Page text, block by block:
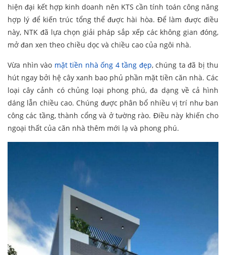
hiện đại kết hợp kinh doanh nên KTS cần tính toán công năng
hợp lý để kiến trúc tổng thể được hài hòa. Để làm được điều
này, NTK đã lựa chọn giải pháp sắp xếp các không gian đóng,
mở đan xen theo chiều dọc và chiều cao của ngôi nhà.
Vừa nhìn vào mặt tiền nhà ống 4 tầng đẹp, chúng ta đã bị thu
hút ngay bởi hệ cây xanh bao phủ phần mặt tiền căn nhà. Các
loại cây cảnh có chủng loại phong phú, đa dạng về cả hình
dáng lẫn chiều cao. Chúng được phân bổ nhiều vị trí như ban
công các tầng, thành cổng và ở tường rào. Điều này khiến cho
ngoại thất của căn nhà thêm mới lạ và phong phú.